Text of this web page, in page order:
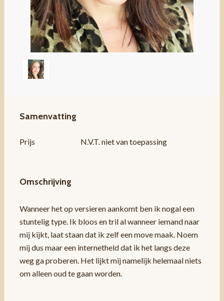
Samenvatting
Prijs N.V.T. niet van toepassing
Omschrijving
Wanneer het op versieren aankomt ben ik nogal een
stuntelig type. Ik bloos en tril al wanneer iemand naar
mij kijkt, laat staan dat ik zelf een move maak. Noem
mij dus maar een internetheld dat ik het langs deze
weg ga proberen. Het lijkt mij namelijk helemaal niets
om alleen oud te gaan worden.